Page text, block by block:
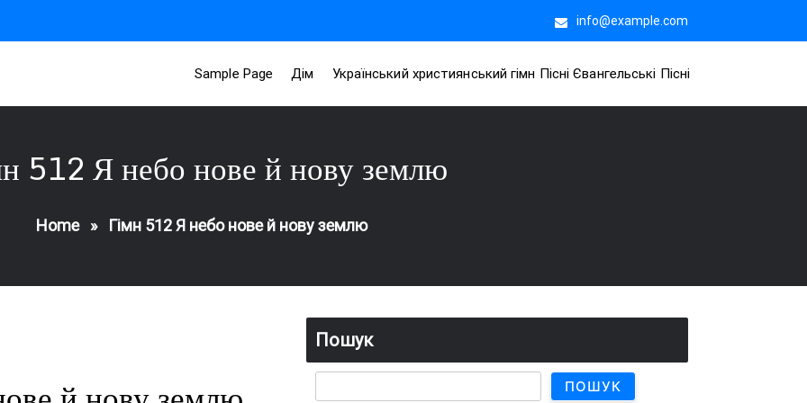
info@example.com
Sample Page Дім Український християнський гімн Пісні Євангельські Пісні
512 Я небо нове й нову землю
Home» Гімн 512 Я небо нове й нову землю
Пошук
ПОШУК